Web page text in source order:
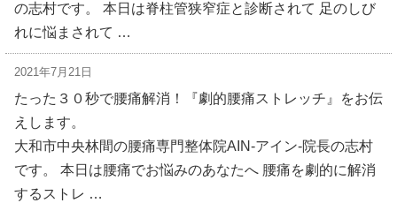
の志村です。 本日は脊柱管狭窄症と診断されて 足のしび
れに悩まされて …
2021年7月21日
たった３０秒で腰痛解消！『劇的腰痛ストレッチ』をお伝
えします。
大和市中央林間の腰痛専門整体院AIN-アイン-院長の志村
です。 本日は腰痛でお悩みのあなたへ 腰痛を劇的に解消
するストレ …